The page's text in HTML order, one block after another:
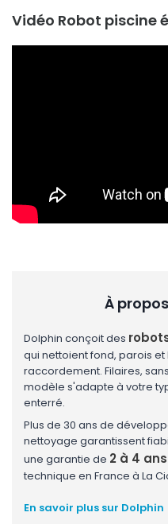
Vidéo Robot piscine
À
Dolphin conçoit des
qui nettoient fond, parois
raccordement. Filaires,
modèle s'adapte à votre
enterré.
Plus de 30 ans de
nettoyage garantissent
une garantie de 2 à 4 ans
technique en France à La
En savoir plus sur Dolphin